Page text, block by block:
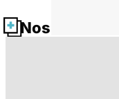
Nos fiches